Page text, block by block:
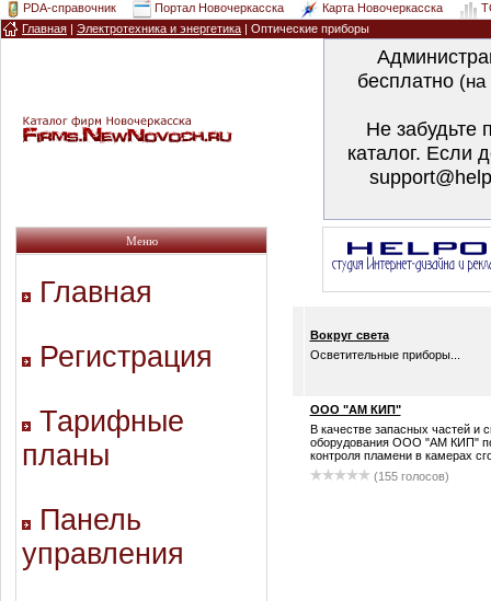
PDA-справочник Портал Новочеркасска Карта Новочеркасска
Главная | Электротехника и энергетика | Оптические приборы
бесплатно
Не забудьте
каталог. Если
Меню
Главная
Регистрация
Тарифные
планы
Панель
управления
Вокруг света
Осветительные приборы...
ООО "АМ КИП"
В качестве запасных частей и
оборудования ООО "АМ КИП"
контроля пламени в камерах
(155 голосов)